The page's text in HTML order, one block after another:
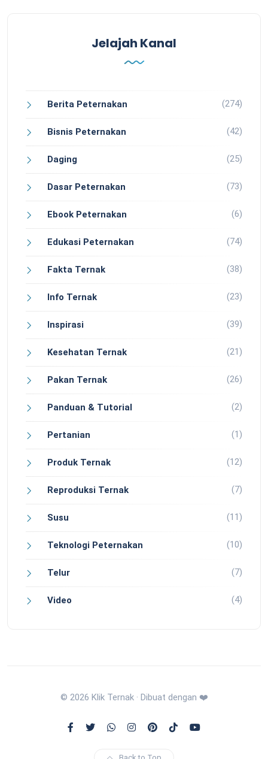
Jelajah Kanal
Berita Peternakan (274)
Bisnis Peternakan (42)
Daging (25)
Dasar Peternakan (73)
Ebook Peternakan (6)
Edukasi Peternakan (74)
Fakta Ternak (38)
Info Ternak (23)
Inspirasi (39)
Kesehatan Ternak (21)
Pakan Ternak (26)
Panduan & Tutorial (2)
Pertanian (1)
Produk Ternak (12)
Reproduksi Ternak (7)
Susu (11)
Teknologi Peternakan (10)
Telur (7)
Video (4)
© 2026 Klik Ternak · Dibuat dengan ❤️